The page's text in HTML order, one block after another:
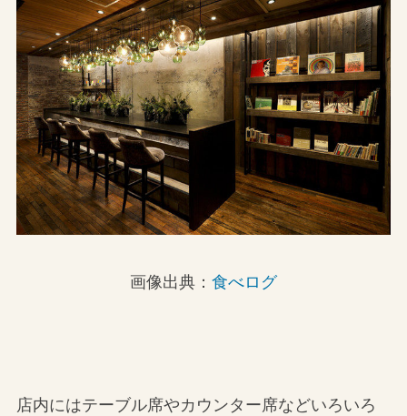
画像出典： 食べログ
店内にはテーブル席やカウンター席などいろいろ